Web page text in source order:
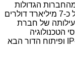
הגדולות
בעולם בשוק התקשורת, עם מחזור מכירות של כ-7 מיליארד דולרים
של חברת
הטכנולוגיה
IP
ופיתוח הדור הבא